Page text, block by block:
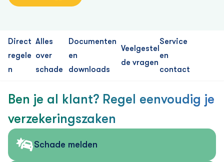
Direct
regele
n
Alles
over
schade
Documenten
en
downloads
Veelgestel
de vragen
Service
en
contact
Ben je al klant? Regel eenvoudig je
verzekering­szaken
Schade melden